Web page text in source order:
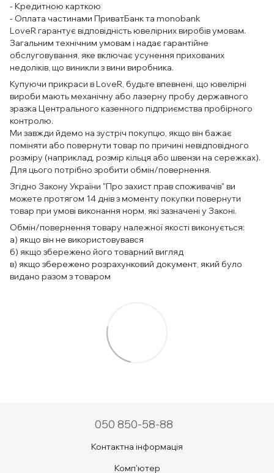
- Кредитною карткою
- Оплата частинами ПриватБанк та monobank
LoveR гарантує відповідність ювелірних виробів умовам.
Загальним технічним умовам і надає гарантійне
обслуговування, яке включає усунення прихованих
недоліків, що виникли з вини виробника.
Купуючи прикраси в LoveR, будьте впевнені, що ювелірні
вироби мають механічну або лазерну пробу державного
зразка Центрального казенного підприємства пробірного
контролю.
Ми завжди йдемо на зустріч покупцю, якщо він бажає
поміняти або повернути товар по причині невідповідного
розміру (наприклад, розмір кільця або швензи на сережках).
Для цього потрібно зробити обмін/повернення.
Згідно Закону України "Про захист прав споживачів" ви
можете протягом 14 днів з моменту покупки повернути
товар при умові виконання норм, які зазначені у Законі.
Обмін/повернення товару належної якості виконується:
а) якщо він не використовувався
б) якщо збережено його товарний вигляд
в) якщо збережено розрахунковий документ, який було
видано разом з товаром
050 850-58-88
Контактна інформація
Комп'ютер